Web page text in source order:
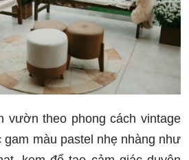
vườn theo phong cách vintage
màu pastel nhẹ nhàng như